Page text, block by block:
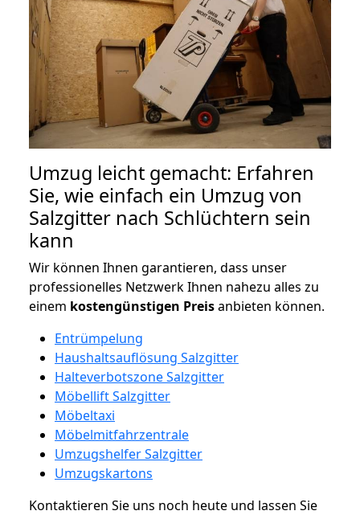
Umzug leicht gemacht: Erfahren
Sie, wie einfach ein Umzug von
Salzgitter nach Schlüchtern sein
kann
Wir können Ihnen garantieren, dass unser
professionelles Netzwerk Ihnen nahezu alles zu
einem kostengünstigen Preisanbieten können.
Entrümpelung
Haushaltsauflösung Salzgitter
Halteverbotszone Salzgitter
Möbellift Salzgitter
Möbeltaxi
Möbelmitfahrzentrale
Umzugshelfer Salzgitter
Umzugskartons
Kontaktieren Sie uns noch heute und lassen Sie